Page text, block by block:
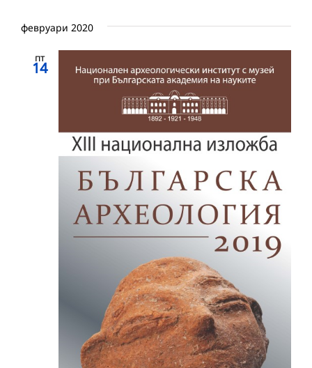
февруари 2020
пт
14